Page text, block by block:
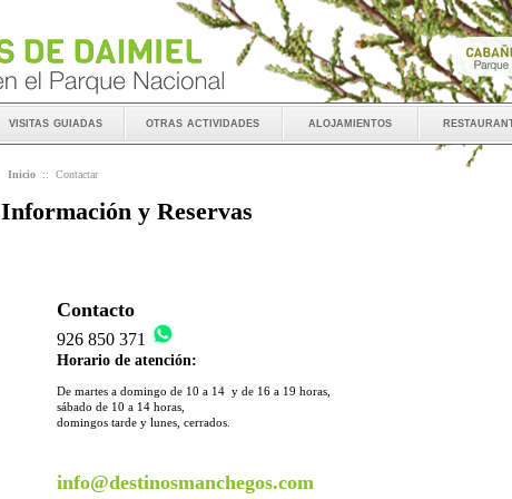
visitas guiadas otras actividades alojamientos
Inicio :: Contactar
Información y Reservas
Contacto
926 850 371
Horario de atención:
De martes a domingo de 10 a 14 y de 16 a 19 horas,
sábado de 10 a 14 horas,
domingos tarde y lunes, cerrados.
info@destinosmanchegos.com